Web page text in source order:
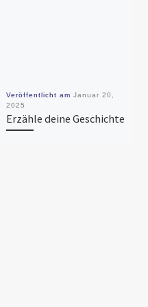
Veröffentlicht am Januar 20,
2025
Erzähle deine Geschichte